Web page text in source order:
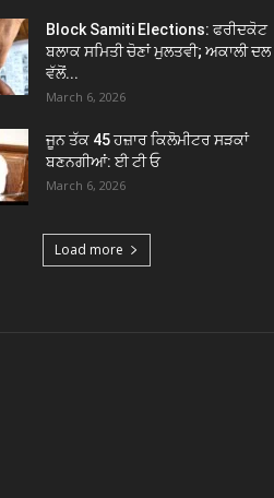
Block Samiti Elections: ਫਰੀਦਕੋਟ
ਬਲਾਕ ਸਮਿਤੀ ਚੋਣਾਂ ਮੁਲਤਵੀ; ਅਕਾਲੀ ਦਲ
ਵੱਲੋਂ...
March 6, 2026
ਜੂਨ ਤੱਕ 45 ਹਜ਼ਾਰ ਕਿਲੋਮੀਟਰ ਸੜਕਾਂ
ਬਣਨਗੀਆਂ: ਈ ਟੀ ਓ
March 6, 2026
Load more